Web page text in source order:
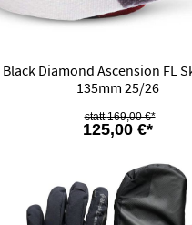
Black Diamond Ascension FL
135mm 25/26
125,00 €*
169,00 €*